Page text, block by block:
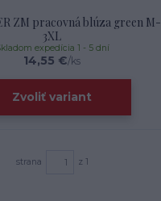
ZM pracovná blúza green M-
3XL
14,55 €/ks
expedícia 1 - 5 dní
Zvoliť variant
strana z 1